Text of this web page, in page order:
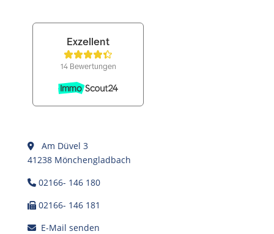
Am Düvel 3
41238 Mönchengladbach
02166- 146 180
02166- 146 181
E-Mail senden